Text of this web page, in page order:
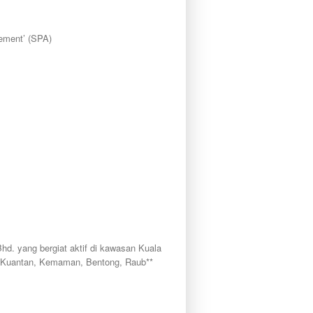
(SPA)
yang bergiat aktif di kawasan Kuala
Kemaman, Bentong, Raub**